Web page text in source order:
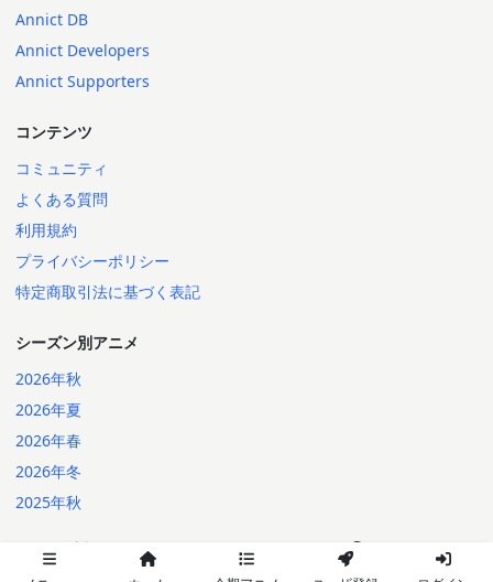
Annict DB
Annict Developers
Annict Supporters
コンテンツ
コミュニティ
よくある質問
利用規約
プライバシーポリシー
特定商取引法に基づく表記
シーズン別アニメ
2026年秋
2026年夏
2026年春
2026年冬
2025年秋
言語: 日本語 English
2014-2026 Annict